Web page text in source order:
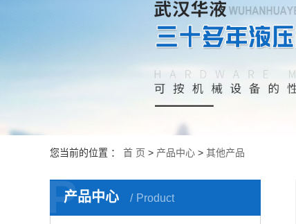
组织机构
发展历程
团队文化
您当前的位置 ： 首 页 > 产品中心 > 其他产品
产品中心 Product
P